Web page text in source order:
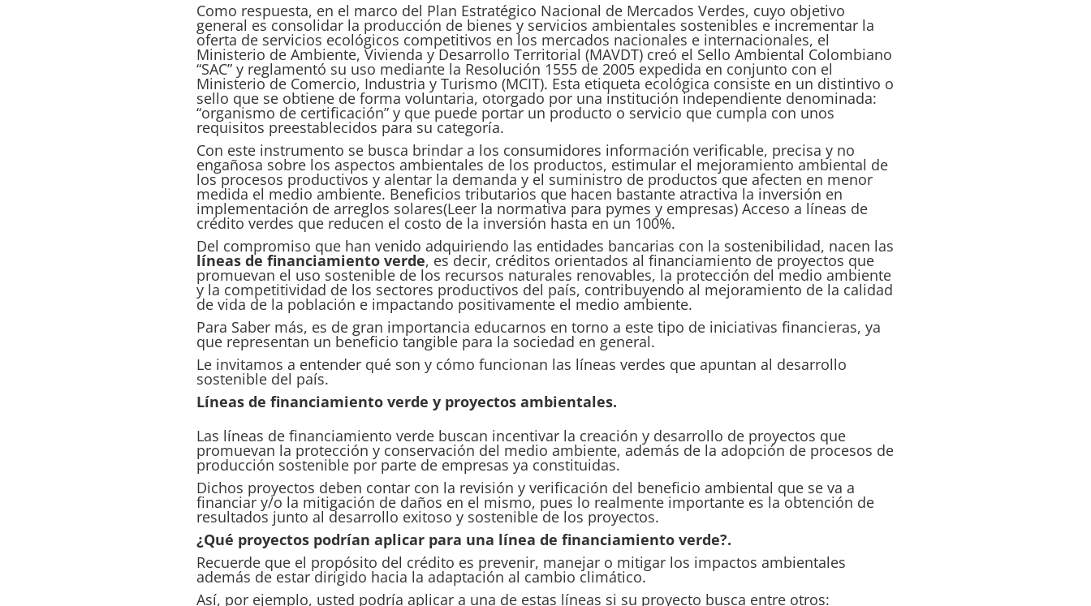
Como respuesta, en el marco del Plan Estratégico Nacional de Mercados Verdes, cuyo objetivo
general es consolidar la producción de bienes y servicios ambientales sostenibles e incrementar la
oferta de servicios ecológicos competitivos en los mercados nacionales e internacionales, el
Ministerio de Ambiente, Vivienda y Desarrollo Territorial (MAVDT) creó el Sello Ambiental Colombiano
“SAC” y reglamentó su uso mediante la Resolución 1555 de 2005 expedida en conjunto con el
Ministerio de Comercio, Industria y Turismo (MCIT). Esta etiqueta ecológica consiste en un distintivo o
sello que se obtiene de forma voluntaria, otorgado por una institución independiente denominada:
“organismo de certificación” y que puede portar un producto o servicio que cumpla con unos
requisitos preestablecidos para su categoría.
Con este instrumento se busca brindar a los consumidores información verificable, precisa y no
engañosa sobre los aspectos ambientales de los productos, estimular el mejoramiento ambiental de
los procesos productivos y alentar la demanda y el suministro de productos que afecten en menor
medida el medio ambiente. Beneficios tributarios que hacen bastante atractiva la inversión en
implementación de arreglos solares(Leer la normativa para pymes y empresas) Acceso a líneas de
crédito verdes que reducen el costo de la inversión hasta en un 100%.
Del compromiso que han venido adquiriendo las entidades bancarias con la sostenibilidad, nacen las
líneas de financiamiento verde, es decir, créditos orientados al financiamiento de proyectos que
promuevan el uso sostenible de los recursos naturales renovables, la protección del medio ambiente
y la competitividad de los sectores productivos del país, contribuyendo al mejoramiento de la calidad
de vida de la población e impactando positivamente el medio ambiente.
Para Saber más, es de gran importancia educarnos en torno a este tipo de iniciativas financieras, ya
que representan un beneficio tangible para la sociedad en general.
Le invitamos a entender qué son y cómo funcionan las líneas verdes que apuntan al desarrollo
sostenible del país.
Líneas de financiamiento verde y proyectos ambientales.
Las líneas de financiamiento verde buscan incentivar la creación y desarrollo de proyectos que
promuevan la protección y conservación del medio ambiente, además de la adopción de procesos de
producción sostenible por parte de empresas ya constituidas.
Dichos proyectos deben contar con la revisión y verificación del beneficio ambiental que se va a
financiar y/o la mitigación de daños en el mismo, pues lo realmente importante es la obtención de
resultados junto al desarrollo exitoso y sostenible de los proyectos.
¿Qué proyectos podrían aplicar para una línea de financiamiento verde?.
Recuerde que el propósito del crédito es prevenir, manejar o mitigar los impactos ambientales
además de estar dirigido hacia la adaptación al cambio climático.
Así, por ejemplo, usted podría aplicar a una de estas líneas si su proyecto busca entre otros: